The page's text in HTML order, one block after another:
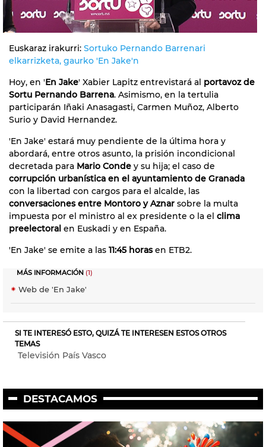
Euskaraz irakurri: Sortuko Pernando Barrenari
elkarrizketa, gaurko 'En Jake'n
Hoy, en 'En Jake' Xabier Lapitz entrevistará al portavoz de
Sortu Pernando Barrena. Asimismo, en la tertulia
participarán Iñaki Anasagasti, Carmen Muñoz, Alberto
Surio y David Hernandez.
'En Jake' estará muy pendiente de la última hora y
abordará, entre otros asunto, la prisión incondicional
decretada para Mario Conde y su hija; el caso de
corrupción urbanística en el ayuntamiento de Granada
con la libertad con cargos para el alcalde, las
conversaciones entre Montoro y Aznar sobre la multa
impuesta por el ministro al ex presidente o la el clima
preelectoral en Euskadi y en España.
'En Jake' se emite a las 11:45 horasen ETB2.
MÁS INFORMACIÓN (1)
Web de 'En Jake'
SI TE INTERESÓ ESTO, QUIZÁ TE INTERESEN ESTOS OTROS
TEMAS
Televisión País Vasco
DESTACAMOS